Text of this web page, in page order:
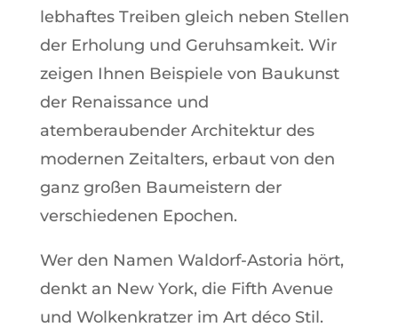
lebhaftes Treiben gleich neben Stellen
der Erholung und Geruhsamkeit. Wir
zeigen Ihnen Beispiele von Baukunst
der Renaissance und
atemberaubender Architektur des
modernen Zeitalters, erbaut von den
ganz großen Baumeistern der
verschiedenen Epochen.
Wer den Namen Waldorf-Astoria hört,
denkt an New York, die Fifth Avenue
und Wolkenkratzer im Art déco Stil.